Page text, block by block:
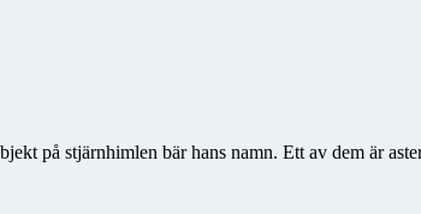
på stjärnhimlen bär hans namn. Ett av dem är